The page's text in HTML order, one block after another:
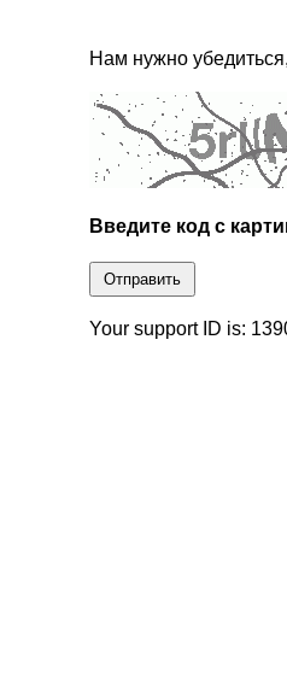
Нам нужно
Введите код с
Отправить
Your support ID is: